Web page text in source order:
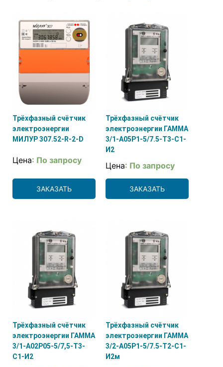
Трёхфазный счётчик
электроэнергии
МИЛУР 307.52-R-2-D
Цена: По запросу
ЗАКАЗАТЬ
Трёхфазный счётчик
электроэнергии ГАММА
3/1-А05Р1-5/7.5-Т3-С1-
И2
Цена: По запросу
ЗАКАЗАТЬ
Трёхфазный счётчик
электроэнергии ГАММА
3/1-А02Р05-5/7,5-Т3-
С1-И2
Трёхфазный счётчик
электроэнергии ГАММА
3/2-А05Р1-5/7.5-Т2-С1-
И2м